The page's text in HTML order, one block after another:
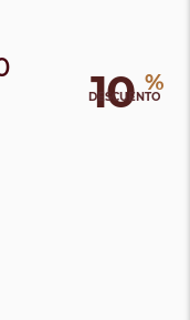
10 %
DESCUENTO